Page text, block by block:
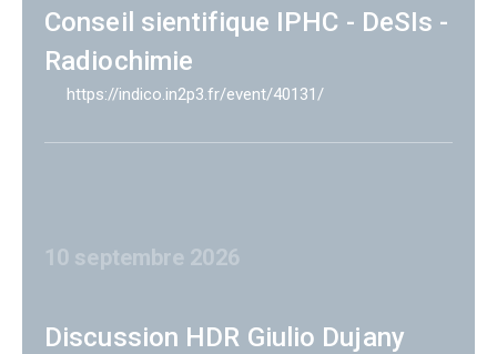
Conseil sientifique IPHC - DeSIs -
Radiochimie
https://indico.in2p3.fr/event/40131/
10 septembre 2026
Discussion HDR Giulio Dujany